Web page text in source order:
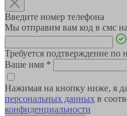
Введите номер телефона
Мы отправим вам код в смс
Требуется подтверждение по
Ваше имя *
Нажимая на кнопку ниже, я
персональных данных в
конфиденциальности